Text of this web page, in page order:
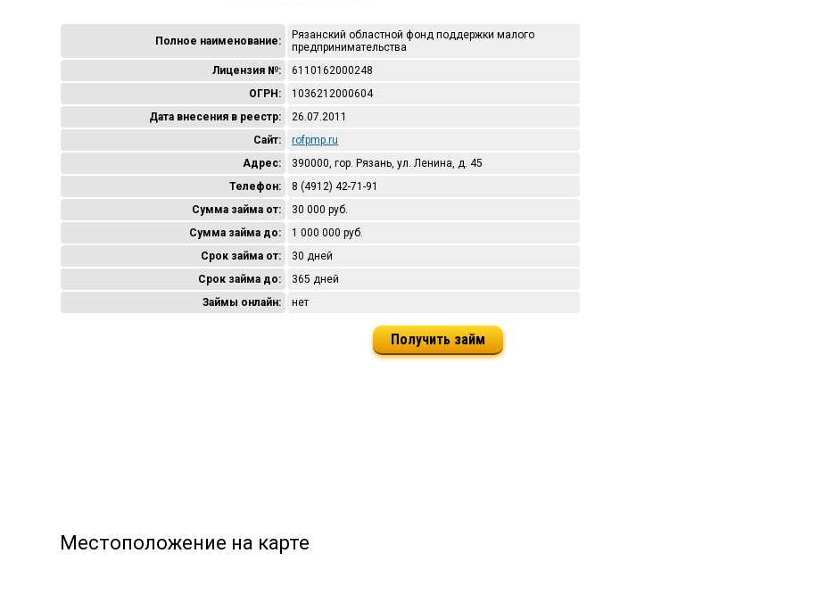
Полное наименование:
Рязанский областной фонд поддержки малого
предпринимательства
Лицензия №:
6110162000248
ОГРН:
1036212000604
Дата внесения в реестр:
26.07.2011
Сайт:
rofpmp.ru
Адрес:
390000, гор. Рязань, ул. Ленина, д. 45
Телефон:
8 (4912) 42-71-91
Сумма займа от:
30 000 руб.
Сумма займа до:
1 000 000 руб.
Срок займа от:
30 дней
Срок займа до:
365 дней
Займы онлайн:
нет
Получить займ
Местоположение на карте